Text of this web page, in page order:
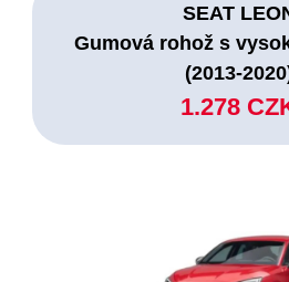
SEAT
Gumová rohož s
(2013-
1.278